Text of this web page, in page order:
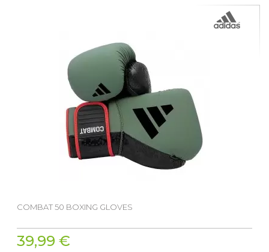
COMBAT 50 BOXING GLOVES
39,99 €